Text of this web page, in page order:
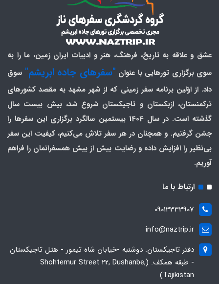
عشق و علاقه به تاریخ، فرهنگ، هنر و ادبیات ایران زمین، ما را به
سوی برگزاری تورهایی با عنوان "سفرهای جاده ابریشم" سوق
داد. از اوّلین برنامه سفر زمینی که از شهر مشهد به مقصد کشورهای
ترکمنستان، ازبکستان و تاجیکستان شروع شد، بیش بیست سال
گذشته است. در سال 1404 بیستمین سالگرد برگزاری این سفرها را
جشن گرفتیم. و همچنان در هر سفر تلاش می‌کنیم، کیفیت این سفر
بی‌نظیر را افزایش داده و رضایت بیش از بیش همسفرانمان را فراهم
آوریم.
ارتباط با ما
09013333907
info@naztrip.ir
دفتر تاجیکستان: دوشنبه -خیابان شاه تیمور - هتل تاجیکستان
- طبقه همکف. (Shohtemur Street 22, Dushanbe,
Tajikistan)